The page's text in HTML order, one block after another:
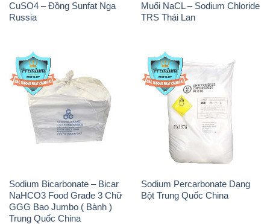
CuSO4 – Đồng Sunfat Nga
Russia
Muối NaCL – Sodium Chloride
TRS Thái Lan
Sodium Bicarbonate – Bicar
NaHCO3 Food Grade 3 Chữ
GGG Bao Jumbo ( Bành )
Trung Quốc China
Sodium Percarbonate Dạng
Bột Trung Quốc China